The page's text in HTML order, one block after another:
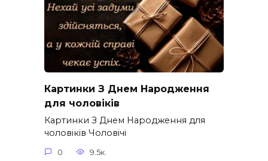
Картинки З Днем Народження
для чоловіків​
Картинки З Днем Народження для
чоловіків​ Чоловічі
0 9.5к.